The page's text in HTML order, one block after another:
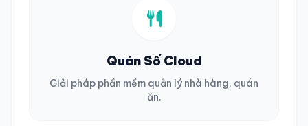
Quán Số Cloud
Giải pháp phần mềm quản lý nhà hàng, quán
ăn.